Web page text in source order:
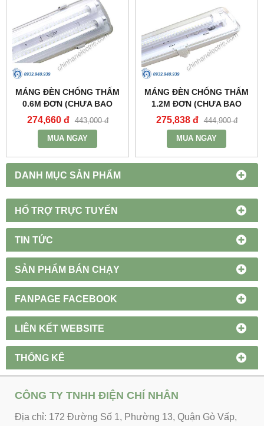
DANH MỤC SẢN PHẨM
HỔ TRỢ TRỰC TUYẾN
TIN TỨC
SẢN PHẨM BÁN CHẠY
FANPAGE FACEBOOK
LIÊN KẾT WEBSITE
THỐNG KÊ
MÁNG ĐÈN CHỐNG THẤM
0.6M ĐƠN (CHƯA BAO
GỒM BÓNG VÀ TĂNG PHÔ)
- MWP-218 - MPE
274,660 đ 443,000 đ
MUA NGAY
MÁNG ĐÈN CHỐNG THẤM
1.2M ĐƠN (CHƯA BAO
GỒM BÓNG VÀ TĂNG PHÔ)
- MWP-136 - MPE
275,838 đ 444,900 đ
MUA NGAY
CÔNG TY TNHH ĐIỆN CHÍ NHÂN
Địa chỉ: 172 Đường Số 1, Phường 13, Quận Gò Vấp,